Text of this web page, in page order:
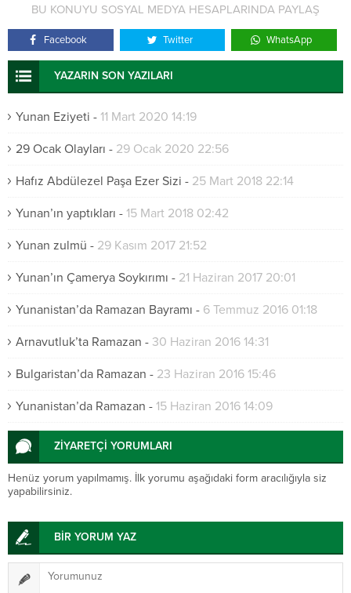
BU KONUYU SOSYAL MEDYA HESAPLARINDA PAYLAŞ
Facebook Twitter WhatsApp
YAZARIN SON YAZILARI
Yunan Eziyeti - 11 Mart 2020 14:19
29 Ocak Olayları - 29 Ocak 2020 22:56
Hafız Abdülezel Paşa Ezer Sizi - 25 Mart 2018 22:14
Yunan’ın yaptıkları - 15 Mart 2018 02:42
Yunan zulmü - 29 Kasım 2017 21:52
Yunan’ın Çamerya Soykırımı - 21 Haziran 2017 20:01
Yunanistan’da Ramazan Bayramı - 6 Temmuz 2016 01:18
Arnavutluk’ta Ramazan - 30 Haziran 2016 14:31
Bulgaristan’da Ramazan - 23 Haziran 2016 15:46
Yunanistan’da Ramazan - 15 Haziran 2016 14:09
ZİYARETÇİ YORUMLARI
Henüz yorum yapılmamış. İlk yorumu aşağıdaki form aracılığıyla siz
yapabilirsiniz.
BİR YORUM YAZ